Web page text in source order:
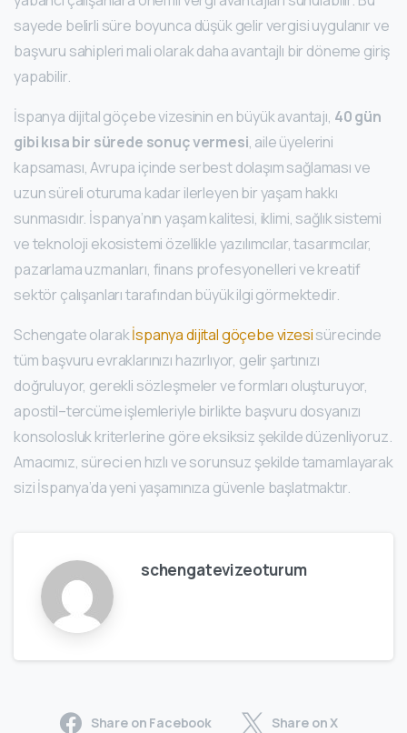
sayede belirli süre boyunca düşük gelir vergisi uygulanır ve
başvuru sahipleri mali olarak daha avantajlı bir döneme giriş
yapabilir.
İspanya dijital göçebe vizesinin en büyük avantajı, 40 gün
gibi kısa bir sürede sonuç vermesi, aile üyelerini
kapsaması, Avrupa içinde serbest dolaşım sağlaması ve
uzun süreli oturuma kadar ilerleyen bir yaşam hakkı
sunmasıdır. İspanya’nın yaşam kalitesi, iklimi, sağlık sistemi
ve teknoloji ekosistemi özellikle yazılımcılar, tasarımcılar,
pazarlama uzmanları, finans profesyonelleri ve kreatif
sektör çalışanları tarafından büyük ilgi görmektedir.
Schengate olarakİspanya dijital göçebe vizesisürecinde
tüm başvuru evraklarınızı hazırlıyor, gelir şartınızı
doğruluyor, gerekli sözleşmeler ve formları oluşturuyor,
apostil–tercüme işlemleriyle birlikte başvuru dosyanızı
konsolosluk kriterlerine göre eksiksiz şekilde düzenliyoruz.
Amacımız, süreci en hızlı ve sorunsuz şekilde tamamlayarak
sizi İspanya’da yeni yaşamınıza güvenle başlatmaktır.
schengatevizeoturum
Share on Facebook Share on X